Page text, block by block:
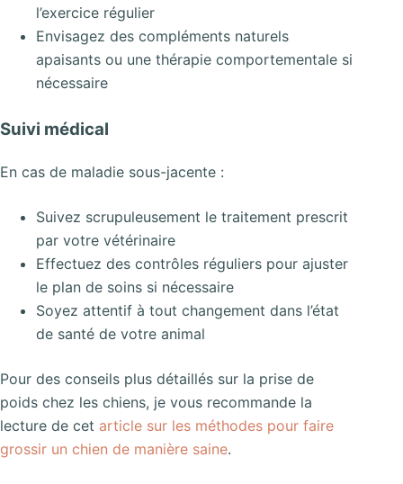
l’exercice régulier
Envisagez des compléments naturels
apaisants ou une thérapie comportementale si
nécessaire
Suivi médical
En cas de maladie sous-jacente :
Suivez scrupuleusement le traitement prescrit
par votre vétérinaire
Effectuez des contrôles réguliers pour ajuster
le plan de soins si nécessaire
Soyez attentif à tout changement dans l’état
de santé de votre animal
Pour des conseils plus détaillés sur la prise de
poids chez les chiens, je vous recommande la
lecture de cet article sur les méthodes pour faire
grossir un chien de manière saine.